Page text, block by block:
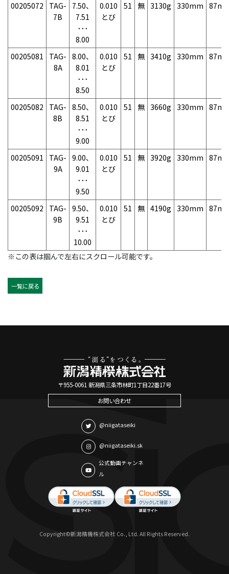
00205072
TAG-
7B
7.50、
7.51
･･･
8.00
0.010
とび
51 無 3130g 330mm
00205081
TAG-
8A
8.00、
8.01
･･･
8.50
0.010
とび
51 無 3410g 330mm
00205082
TAG-
8B
8.50、
8.51
･･･
9.00
0.010
とび
51 無 3660g 330mm
00205091
TAG-
9A
9.00、
9.01
･･･
9.50
0.010
とび
51 無 3920g 330mm
00205092
TAG-
9B
9.50、
9.51
･･･
10.00
0.010
とび
51 無 4190g 330mm
※この表は掴んで左右にスクロール可能です。
一覧に戻る
〒955-0061 新潟県三条市林町1丁目22番17号
お問い合わせ
@niigataseiki
@niigataseiki.sk
公式動画チャンネ
ル
Copyright©新潟精機株式会社 Co., Ltd. All Rights Reserved.